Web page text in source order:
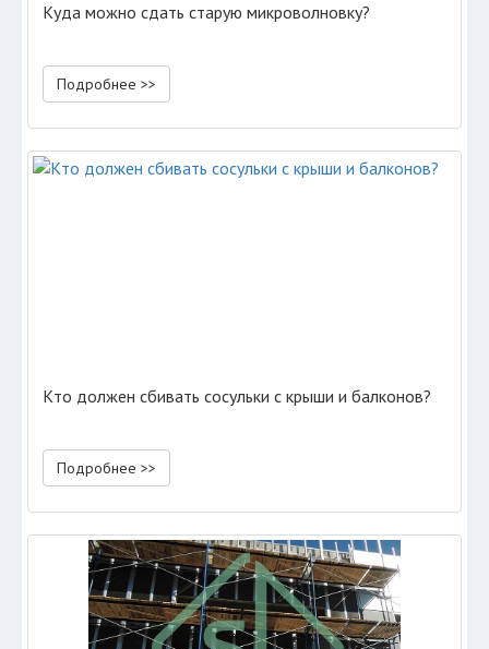
Куда можно сдать старую микроволновку?
Подробнее >>
Кто должен сбивать сосульки с крыши и балконов?
Подробнее >>